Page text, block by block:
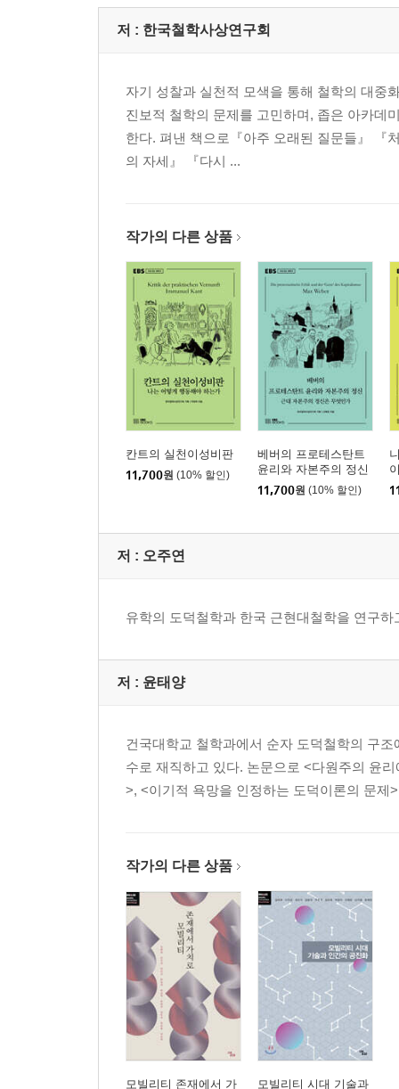
저 : 한국철학사상연구회
자기 성찰과 실천적 모색을 통해 철학의 대중
진보적 철학의 문제를 고민하며, 좁은 아카데
한다. 펴낸 책으로『아주 오래된 질문들』 『
의 자세』 『다시 ...
작가의 다른 상품
칸트의 실천이성비판
11,700원 (10% 할인)
베버의 프로테스탄트
윤리와 자본주의 정신
11,700원 (10% 할인)
저 : 오주연
유학의 도덕철학과 한국 근현대철학을 연구
저 : 윤태양
건국대학교 철학과에서 순자 도덕철학의 구
수로 재직하고 있다. 논문으로 <다원주의 윤
>, <이기적 욕망을 인정하는 도덕이론의 문제
작가의 다른 상품
모빌리티 존재에서 가 모빌리티 시대 기술과